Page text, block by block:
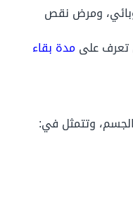
ومرض نقص
تعرف علىمدة بقاء
وتتمثل في: